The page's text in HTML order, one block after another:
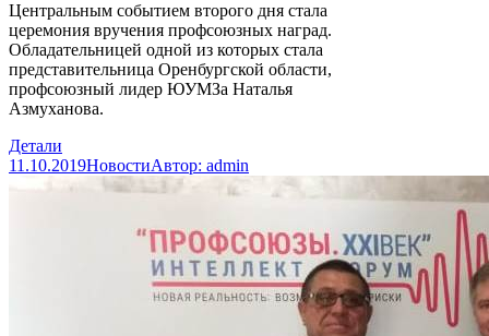
Центральным событием второго дня стала
церемония вручения профсоюзных наград.
Обладательницей одной из которых стала
представительница Оренбургской области,
профсоюзный лидер ЮУМЗа Наталья
Азмуханова.
Детали
11.10.2019НовостиАвтор: admin